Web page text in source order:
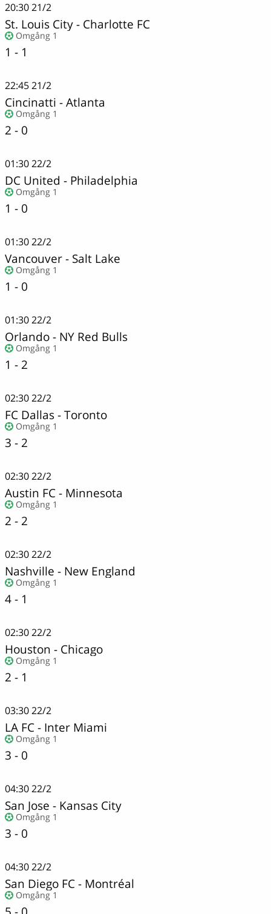
20:3021/2
St. Louis City - Charlotte FC
Omgång 1
1 - 1
22:4521/2
Cincinatti -Atlanta
Omgång 1
2 - 0
01:3022/2
DC United - Philadelphia
Omgång 1
1 - 0
01:3022/2
Vancouver- Salt Lake
Omgång 1
1 - 0
01:3022/2
Orlando- NY Red Bulls
Omgång 1
1 - 2
02:3022/2
FC Dallas-Toronto
Omgång 1
3 - 2
02:3022/2
Austin FC - Minnesota
Omgång 1
2 - 2
02:3022/2
Nashville - New England
Omgång 1
4 - 1
02:3022/2
Houston - Chicago
Omgång 1
2 - 1
03:3022/2
LA FC- Inter Miami
Omgång 1
3 - 0
04:3022/2
San Jose - Kansas City
Omgång 1
3 - 0
04:3022/2
San Diego FC- Montréal
Omgång 1